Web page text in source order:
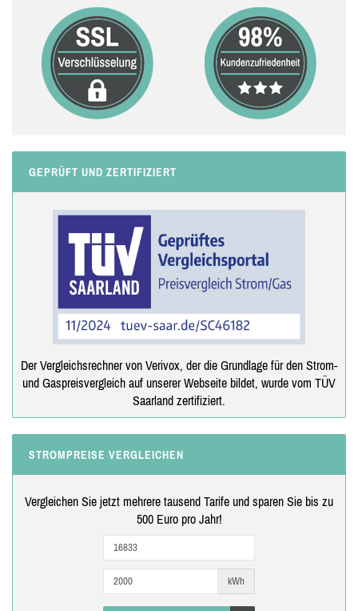
GEPRÜFT UND ZERTIFIZIERT
Der Vergleichsrechner von Verivox, der die Grundlage für den Strom-
und Gaspreisvergleich auf unserer Webseite bildet, wurde vom TÜV
Saarland zertifiziert.
STROMPREISE VERGLEICHEN
Vergleichen Sie jetzt mehrere tausend Tarife und sparen Sie bis zu
500 Euro pro Jahr!
kWh